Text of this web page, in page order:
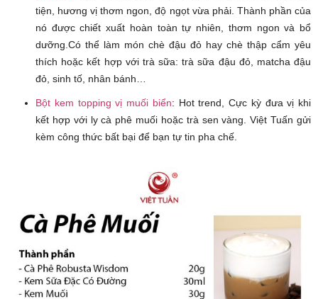
tiện, hương vị thơm ngon, độ ngọt vừa phải. Thành phần của
nó được chiết xuất hoàn toàn tự nhiên, thơm ngon và bổ
dưỡng.Có thể làm món chè đậu đỏ hay chè thập cẩm yêu
thích hoặc kết hợp với trà sữa: trà sữa đậu đỏ, matcha đậu
đỏ, sinh tố, nhân bánh…
Bột kem topping vị muối biển: Hot trend, Cực kỳ đưa vị khi
kết hợp với ly cà phê muối hoặc trà sen vàng. Việt Tuấn gửi
kèm công thức bất bại để bạn tự tin pha chế.